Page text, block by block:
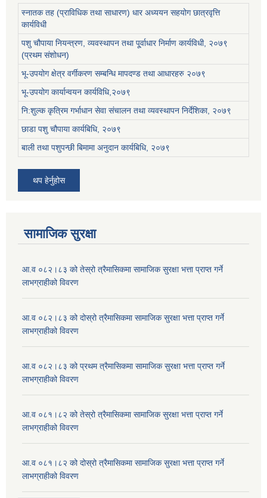
स्नातक तह (प्राविधिक तथा साधारण) धार अध्ययन सहयोग छात्रवृत्ति
कार्यविधी
पशु चौपाया नियन्त्रण, व्यवस्थापन तथा पू्र्वाधार निर्माण कार्यविधी, २०७९
(प्रथम संशोधन)
भू-उपयोग क्षेत्र वर्गीकरण सम्बन्धि मापदण्ड तथा आधारहरु २०७९
भू-उपयोग कार्यान्वयन कार्यविधि,२०७९
नि:शुल्क कृत्रिम गर्भाधान सेवा संचालन तथा व्यवस्थापन निर्देशिका, २०७९
छाडा पशु चौपाया कार्यबिधि, २०७९
बाली तथा पशुपन्छी बिमामा अनुदान कार्यबिधि, २०७९
थप हेर्नुहोस
सामाजिक सुरक्षा
आ.व ०८२।८३ को तेस्रो त्रैमासिकमा सामाजिक सुरक्षा भत्ता प्राप्त गर्ने
लाभग्राहीको विवरण
आ.व ०८२।८३ को दोस्रो त्रैमासिकमा सामाजिक सुरक्षा भत्ता प्राप्त गर्ने
लाभग्राहीको विवरण
आ.व ०८२।८३ को प्रथम त्रैमासिकमा सामाजिक सुरक्षा भत्ता प्राप्त गर्ने
लाभग्राहीको विवरण
आ.व ०८१।८२ को तेस्रो त्रैमासिकमा सामाजिक सुरक्षा भत्ता प्राप्त गर्ने
लाभग्राहीको विवरण
आ.व ०८१।८२ को दोस्रो त्रैमासिकमा सामाजिक सुरक्षा भत्ता प्राप्त गर्ने
लाभग्राहीको विवरण